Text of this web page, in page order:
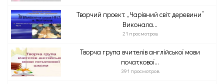
Творчий проект ,,Чарівний світ деревини”
Виконала...
21 просмотров
Творча група вчителів англійської мови
початкової...
391 просмотров